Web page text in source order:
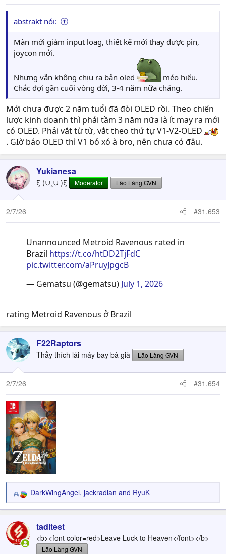
:
abstrakt nói:
Màn mới giảm input loag, thiết kế mới thay được pin,
joycon mới.
Nhưng vẫn không chịu ra bản oled
méo hiểu.
Chắc đợi gần cuối vòng đời, 3-4 năm nữa chăng.
Mới chưa được 2 năm tuổi đã đòi OLED rồi. Theo chiến
lược kinh doanh thì phải tầm 3 năm nữa là ít may ra mới
có OLED. Phải vắt từ từ, vắt theo thứ tự V1-V2-OLED
. GIờ báo OLED thì V1 bỏ xó à bro, nên chưa có đâu.
Yukianesa
ξ (⩌‸⩌ )ξ Moderator Lão Làng GVN
2/7/26 #31,653
Unannounced Metroid Ravenous rated in
Brazil https://t.co/htDD2TjFdC
pic.twitter.com/aPruyJpgcB
— Gematsu (@gematsu) July 1, 2026
rating Metroid Ravenous ở Brazil
F22Raptors
Thầy thích lái máy bay bà già Lão Làng GVN
2/7/26 #31,654
R
e
c
t
i
DarkWingAngel, jackradian and RyuK
taditest
<b><font color=red>Leave Luck to Heaven</font></b>
Lão Làng GVN